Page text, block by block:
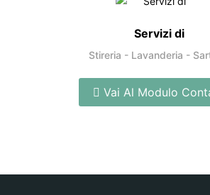
Servizi di
Stireria - Lavanderia -
Vai Al Modulo